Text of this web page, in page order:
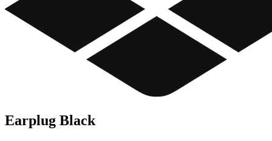
Earplug Black